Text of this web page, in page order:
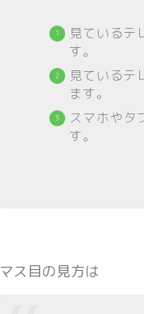
見ているテ
す。
見ているテ
ます。
スマホやタ
す。
マス目の見方は